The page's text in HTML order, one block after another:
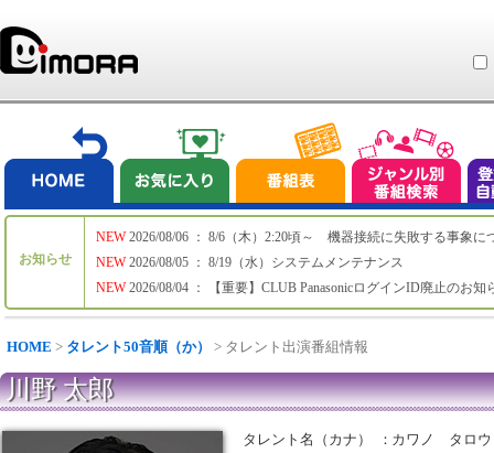
お知らせ
NEW
NEW
NEW
2026/08/06 ： 8/6（木）2:20頃～ 機器接続に失敗する事象に
2026/08/05 ： 8/19（水）システムメンテナンス
2026/08/04 ： 【重要】CLUB PanasonicログインID廃止のお知
HOME > タレント50音順（か） > タレント出演番組情報
川野 太郎
タレント名（カナ） ： カワノ タロウ